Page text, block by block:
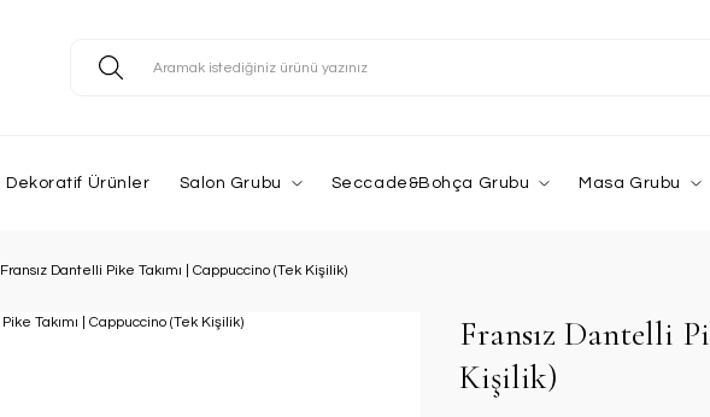
Dekoratif Ürünler Salon Grubu Seccade&Bohça Grubu Masa Grubu
Fransız Dantelli Pike Takımı | Cappuccino (Tek Kişilik)
Fransız Dantelli
Kişilik)